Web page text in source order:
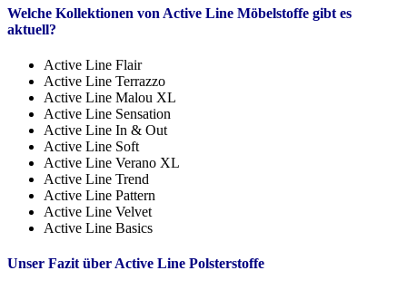
Welche Kollektionen von Active Line Möbelstoffe gibt es
aktuell?
Active Line Flair
Active Line Terrazzo
Active Line Malou XL
Active Line Sensation
Active Line In & Out
Active Line Soft
Active Line Verano XL
Active Line Trend
Active Line Pattern
Active Line Velvet
Active Line Basics
Unser Fazit über Active Line Polsterstoffe